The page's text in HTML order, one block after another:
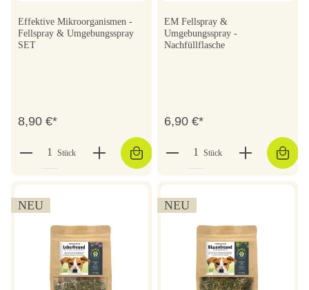
Effektive Mikroorganismen -
Fellspray & Umgebungsspray
SET
8,90 €*
Stück
EM Fellspray &
Umgebungsspray -
Nachfüllflasche
6,90 €*
Stück
NEU NEU